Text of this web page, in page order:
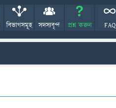
বিভাগসমূহ সদস্যবৃন্দ প্রশ্ন করুন FAQ